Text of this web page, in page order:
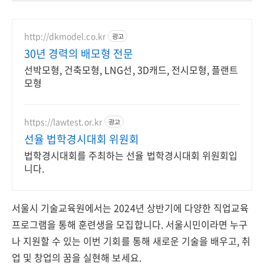
http://dkmodel.co.kr 광고
30년 경력의 배모형 전문
선박모형, 건축모형, LNG선, 3D캐드, 전시모형, 플랜트
모형
https://lawtest.or.kr 광고
선율 법학경시대회 위원회
법학경시대회를 주최하는 선율 법학경시대회 위원회입
니다.
서울시 기술교육원에서는 2024년 상반기에 다양한 직업교육
프로그램을 통해 훈련생을 모집합니다. 서울시민이라면 누구
나 지원할 수 있는 이번 기회를 통해 새로운 기술을 배우고, 취
업 및 창업의 꿈을 실현해 보세요.